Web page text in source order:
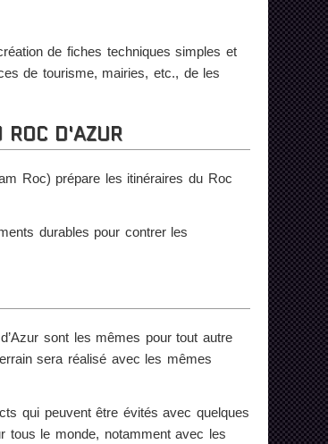
de fiches techniques simples et
de tourisme, mairies, etc., de les
D'AZUR
Roc) prépare les itinéraires du Roc
durables pour contrer les
sont les mêmes pour tout autre
sera réalisé avec les mêmes
qui peuvent être évités avec quelques
le monde, notamment avec les